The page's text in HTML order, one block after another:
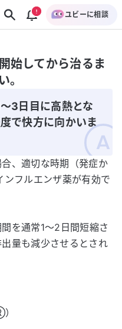
ユビーに相談
始してから治るま
。
3日目に高熱とな
で快方に向かいま
、適切な時期（発症か
フルエンザ薬が有効で
を通常1～2日間短縮さ
量も減少させるとされ